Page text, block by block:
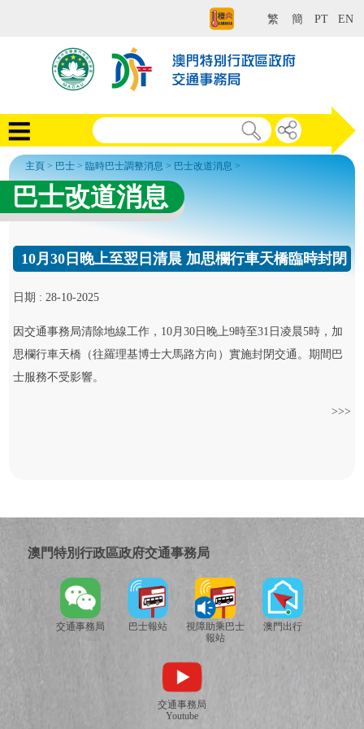
繁 簡 PT EN
主頁 > 巴士 > 臨時巴士調整消息 > 巴士改道消息 >
巴士改道消息
10月30日晚上至翌日清晨 加思欄行車天橋臨時封閉
日期 : 28-10-2025
因交通事務局清除地線工作，10月30日晚上9時至31日凌晨5時，加
思欄行車天橋（往羅理基博士大馬路方向）實施封閉交通。期間巴
士服務不受影響。
>>>
澳門特別行政區政府交通事務局
交通事務局 巴士報站
視障助乘巴士
報站
澳門出行
交通事務局
Youtube